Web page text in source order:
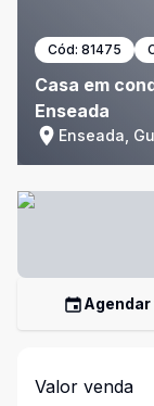
Cód: 81475
Casa em
Enseada
Enseada,
Valor venda